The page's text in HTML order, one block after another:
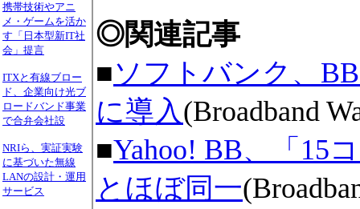
携帯技術やアニ
メ・ゲームを活か
す「日本型新IT社
会」提言
ITXと有線ブロー
ド、企業向け光ブ
ロードバンド事業
で合弁会社設
NRIら、実証実験
に基づいた無線
LANの設計・運用
サービス
◎関連記事
■ソフトバンク、
に導入(Broadband
■Yahoo! BB、「15
とほぼ同一